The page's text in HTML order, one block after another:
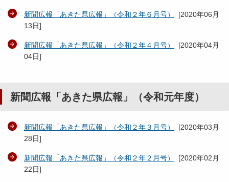
新聞広報「あきた県広報」（令和２年６月号） [2020年06月
13日]
新聞広報「あきた県広報」（令和２年４月号） [2020年04月
04日]
新聞広報「あきた県広報」（令和元年度）
新聞広報「あきた県広報」（令和２年３月号） [2020年03月
28日]
新聞広報「あきた県広報」（令和２年２月号） [2020年02月
22日]